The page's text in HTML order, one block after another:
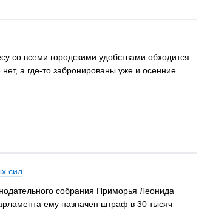
со всеми городскими удобствами обходится
а где-то забронированы уже и осенние
сил
собрания Приморья Леонида
ему назначен штраф в 30 тысяч